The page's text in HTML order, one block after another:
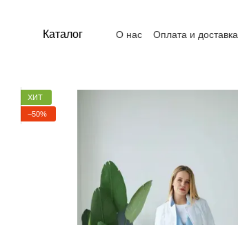
Каталог О нас Оплата и доставка
ХИТ
−50%